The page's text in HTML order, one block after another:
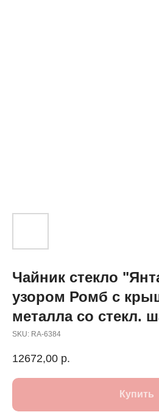
Чайник стекло
узором Ромб с
металла со стекл.
SKU: RA-6384
12672,00 р.
Купить